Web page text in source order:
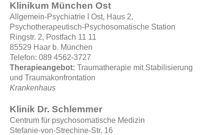
Klinikum München Ost
Allgemein-Psychiatrie I Ost, Haus 2,
Psychotherapeutisch-Psychosomatische Station
Ringstr. 2, Postfach 11 11
85529 Haar b. München
Telefon: 089 4562-3727
Therapieangebot: Traumatherapie mit Stabilisierung
und Traumakonfrontation
Krankenhaus
Klinik Dr. Schlemmer
Centrum für psychosomatische Medizin
Stefanie-von-Strechine-Str. 16